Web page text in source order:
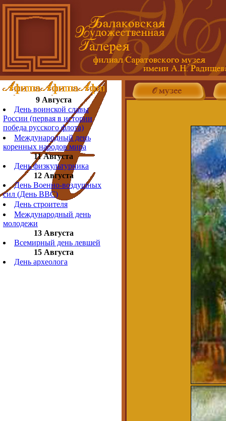
9 Августа
День воинской славы
России (первая в истории
победа русского флота)
Международный день
коренных народов мира
11 Августа
День физкультурника
12 Августа
День Военно-воздушных
сил (День ВВС)
День строителя
Международный день
молодежи
13 Августа
Всемирный день левшей
15 Августа
День археолога